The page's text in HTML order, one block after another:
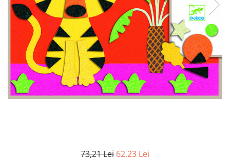
73,21 Lei 62,23 Lei